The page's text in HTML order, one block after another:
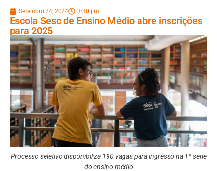
Setembro 24, 2024 3:30 pm
Escola Sesc de Ensino Médio abre inscrições
para 2025
Processo seletivo disponibiliza 190 vagas para ingresso na 1ª série
do ensino médio